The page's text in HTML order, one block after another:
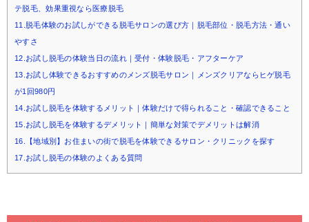
テ脱毛、効果重視なら医療脱毛
11.脱毛体験のお試しができる脱毛サロンの選び方｜脱毛部位・脱毛方法・通い
やすさ
12.お試し脱毛の体験当日の流れ｜受付・体験脱毛・アフターケア
13.お試し体験できるおすすめのメンズ脱毛サロン｜メンズクリアならヒゲ脱毛
が1回980円
14.お試し脱毛を体験するメリット｜体験だけで得られること・確認できること
15.お試し脱毛を体験するデメリット｜簡単な対策でデメリットは解消
16.【地域別】お住まいの街で脱毛を体験できるサロン・クリニックを探す
17.お試し脱毛の体験のよくある質問